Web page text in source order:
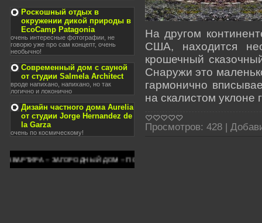
Роскошный отдых в
окружении дикой природы в
EcoCamp Patagonia
очень интересные фотографии, не
говорю уже про сам концепт, очень
необычно!
Современный дом с сауной
от студии Salmela Architect
вроде напихано, напихано, но так
логично и локонично
Дизайн частного дома Aurelia
от студии Jorge Hernandez de
la Garza
очень по космическому!
-- ЗАГОРОДНЫЙ ДОМ -- ПОТОЛКИ -- ОКНА -- ПРИУСАДЕБНЫЙ
На другом
США, находится
крошечный
Снаружи это
гармонично
на скалистом уклоне
Просмотров: 428